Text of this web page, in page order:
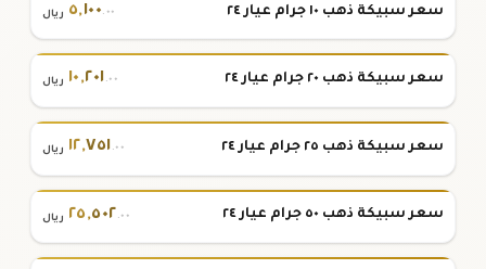
سعر سبيكة ذهب ١٠ جرام عيار ٢٤ ٥,١٠٠.٠٠ ريال
سعر سبيكة ذهب ٢٠ جرام عيار ٢٤ ١٠,٢٠١.٠٠ ريال
سعر سبيكة ذهب ٢٥ جرام عيار ٢٤ ١٢,٧٥١.٠٠ ريال
سعر سبيكة ذهب ٥٠ جرام عيار ٢٤ ٢٥,٥٠٢.٠٠ ريال